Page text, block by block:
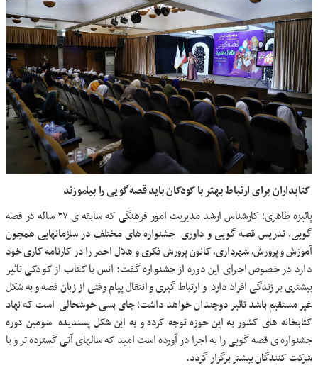
کتابدارانبرای ارتباط بهتر با کودکان باید قصه‌گویی را بیاموزند
پائیزه طاهری؛ کارشناس ارشد مدیریت امور فرهنگی که سابقه ی ۲۷ ساله در قصه
گویی، تدریس قصه گویی و داوری جشنواره های مختلف در سازمانهایی همچون
آموزش و پرورش، شهرداری، کانون پرورش فکری و هلال احمر را در کارنامه کاری خود
دارد در خصوص اجرای این دوره از جشنواره گفت: انس با کتاب از کودکی تاثیر
بیشتری بر زندگی افراد دارد و ارتباط گیری و انتقال پیام وقتی از زبان قصه و به شکل
غیر مستقیم باشد تاثیر دوچندان خواهد داشت؛ جای بسی خوشحالی است که نهاد
کتابخانه های کشور به این حوزه توجه کرده و به این شکل پسندیده سومین دوره
جشنواره ی قصه گویی را به اجرا در آورده است امید که سالهای آتی گسترده تر و با
شرکت کنندگان بیشتر برگزار گردد.